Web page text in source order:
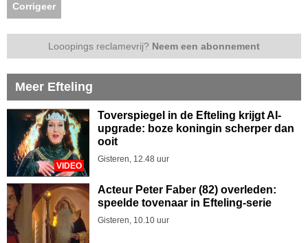
Corrigeer
Looopings reclamevrij? Neem een abonnement
Meer Efteling
VIDEO
Toverspiegel in de Efteling krijgt AI-
upgrade: boze koningin scherper dan
ooit
Gisteren, 12.48 uur
Acteur Peter Faber (82) overleden:
speelde tovenaar in Efteling-serie
Gisteren, 10.10 uur